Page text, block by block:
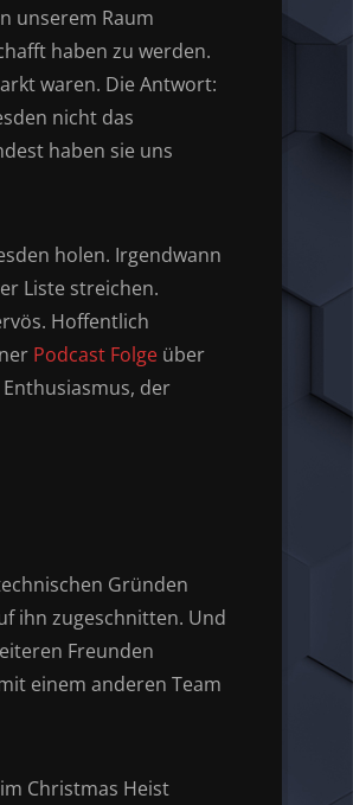
unserem Raum
haben zu werden.
waren. Die Antwort:
nicht das
haben sie uns
holen. Irgendwann
Liste streichen.
Hoffentlich
Podcast Folge über
der
Gründen
ihn zugeschnitten. Und
Freunden
einem anderen Team
Christmas Heist